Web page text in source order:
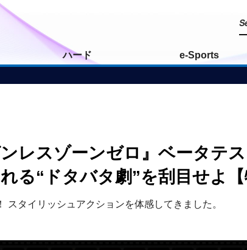
ハード e-Sports
レスゾーンゼロ』ベータテ
る“ドタバタ劇”を刮目せよ
スタイリッシュアクションを体感してきました。